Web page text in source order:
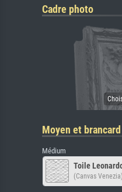
Cadre photo
Moyen et brancard
Médium
Toile
(Canvas Venezia)